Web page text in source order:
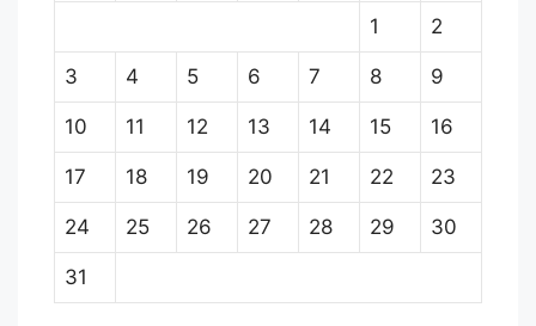
1 2
3 4 5 6 7 8 9
10 11 12 13 14 15 16
17 18 19 20 21 22 23
24 25 26 27 28 29 30
31